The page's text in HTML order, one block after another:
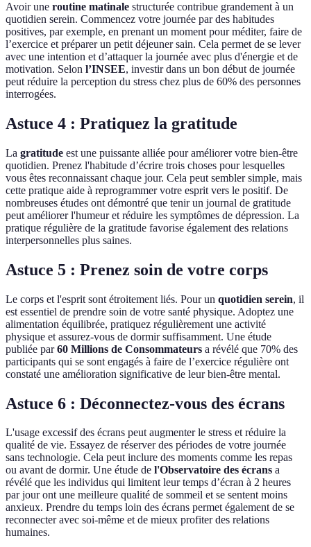
Avoir une routine matinale structurée contribue grandement à un
quotidien serein. Commencez votre journée par des habitudes
positives, par exemple, en prenant un moment pour méditer, faire de
l’exercice et préparer un petit déjeuner sain. Cela permet de se lever
avec une intention et d’attaquer la journée avec plus d'énergie et de
motivation. Selon l’INSEE, investir dans un bon début de journée
peut réduire la perception du stress chez plus de 60% des personnes
interrogées.
Astuce 4 : Pratiquez la gratitude
La gratitude est une puissante alliée pour améliorer votre bien-être
quotidien. Prenez l'habitude d’écrire trois choses pour lesquelles
vous êtes reconnaissant chaque jour. Cela peut sembler simple, mais
cette pratique aide à reprogrammer votre esprit vers le positif. De
nombreuses études ont démontré que tenir un journal de gratitude
peut améliorer l'humeur et réduire les symptômes de dépression. La
pratique régulière de la gratitude favorise également des relations
interpersonnelles plus saines.
Astuce 5 : Prenez soin de votre corps
Le corps et l'esprit sont étroitement liés. Pour un quotidien serein, il
est essentiel de prendre soin de votre santé physique. Adoptez une
alimentation équilibrée, pratiquez régulièrement une activité
physique et assurez-vous de dormir suffisamment. Une étude
publiée par60 Millions de Consommateurs a révélé que 70% des
participants qui se sont engagés à faire de l’exercice régulière ont
constaté une amélioration significative de leur bien-être mental.
Astuce 6 : Déconnectez-vous des écrans
L'usage excessif des écrans peut augmenter le stress et réduire la
qualité de vie. Essayez de réserver des périodes de votre journée
sans technologie. Cela peut inclure des moments comme les repas
ou avant de dormir. Une étude de l'Observatoire des écrans a
révélé que les individus qui limitent leur temps d’écran à 2 heures
par jour ont une meilleure qualité de sommeil et se sentent moins
anxieux. Prendre du temps loin des écrans permet également de se
reconnecter avec soi-même et de mieux profiter des relations
humaines.